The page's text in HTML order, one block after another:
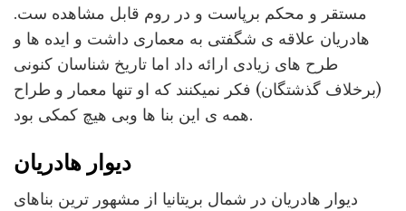
مستقر و محکم برپاست و در روم قابل مشاهده ست.
هادریان علاقه ی شگفتی به معماری داشت و ایده ها و
طرح های زیادی ارائه داد اما تاریخ شناسان کنونی
(برخلاف گذشتگان) فکر نمیکنند که او تنها معمار و طراح
همه ی این بنا ها وبی هیچ کمکی بود.
دیوار هادریان
دیوار هادریان در شمال بریتانیا از مشهور ترین بناهای